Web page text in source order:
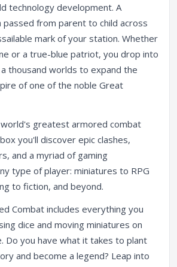
technology development. A
passed from parent to child across
mark of your station. Whether
or a true-blue patriot, you drop into
thousand worlds to expand the
of one of the noble Great
greatest armored combat
you'll discover epic clashes,
and a myriad of gaming
type of player: miniatures to RPG
to fiction, and beyond.
Combat includes everything you
dice and moving miniatures on
Do you have what it takes to plant
and become a legend? Leap into